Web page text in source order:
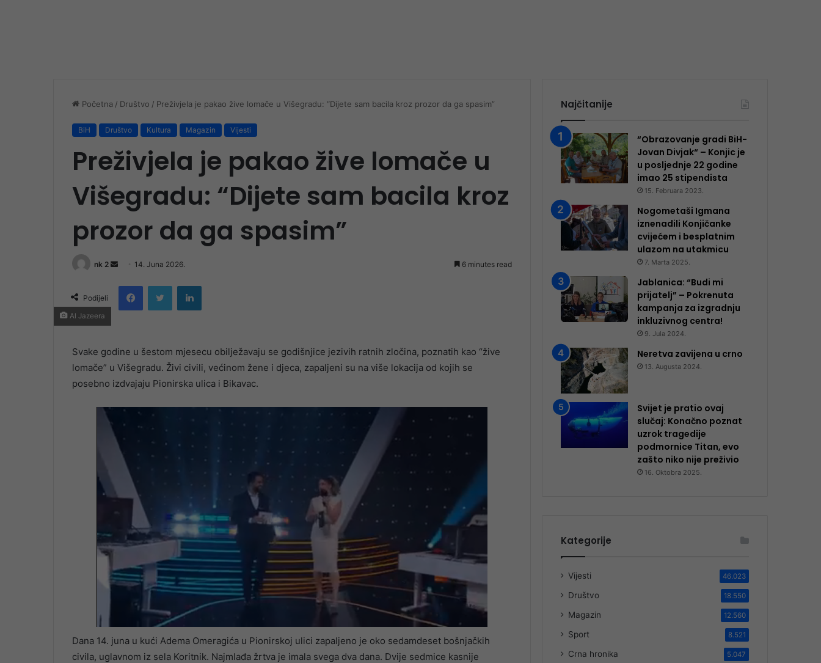
Početna / Društvo / Preživjela je pakao žive lomače u Višegradu: “Dijete sam bacila kroz prozor da ga spasim”
BiH Društvo Kultura Magazin Vijesti
Preživjela je pakao žive lomače u
Višegradu: “Dijete sam bacila kroz
prozor da ga spasim”
nk 2
Send
email
14. Juna 2026. 6 minutes read
Podijeli
FacebookTwitter LinkedIn
Al Jazeera
Svake godine u šestom mjesecu obilježavaju se godišnjice jezivih ratnih zločina, poznatih kao “žive
lomače” u Višegradu. Živi civili, većinom žene i djeca, zapaljeni su na više lokacija od kojih se
posebno izdvajaju Pionirska ulica i Bikavac.
Dana 14. juna u kući Adema Omeragića u Pionirskoj ulici zapaljeno je oko sedamdeset bošnjačkih
civila, uglavnom iz sela Koritnik. Najmlađa žrtva je imala svega dva dana. Dvije sedmice kasnije
Najčitanije
“Obrazovanje gradi BiH-
Jovan Divjak“ – Konjic je
u posljednje 22 godine
imao 25 ​​stipendista
15. Februara 2023.
Nogometaši Igmana
iznenadili Konjičanke
cvijećem i besplatnim
ulazom na utakmicu
7. Marta 2025.
Jablanica: “Budi mi
prijatelj” – Pokrenuta
kampanja za izgradnju
inkluzivnog centra!
9. Jula 2024.
Neretva zavijena u crno
13. Augusta 2024.
Svijet je pratio ovaj
slučaj: Konačno poznat
uzrok tragedije
podmornice Titan, evo
zašto niko nije preživio
16. Oktobra 2025.
Kategorije
Vijesti 46.023
Društvo 18.550
Magazin 12.560
Sport 8.521
Crna hronika 5.047